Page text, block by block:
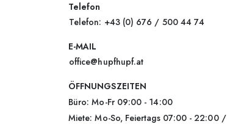
Telefon
Telefon: +43 (0) 676 / 500 44 74
E-MAIL
office@hupfhupf.at
ÖFFNUNGSZEITEN
Büro: Mo-Fr 09:00 - 14:00
Miete: Mo-So, Feiertags 07:00 - 22:00 /